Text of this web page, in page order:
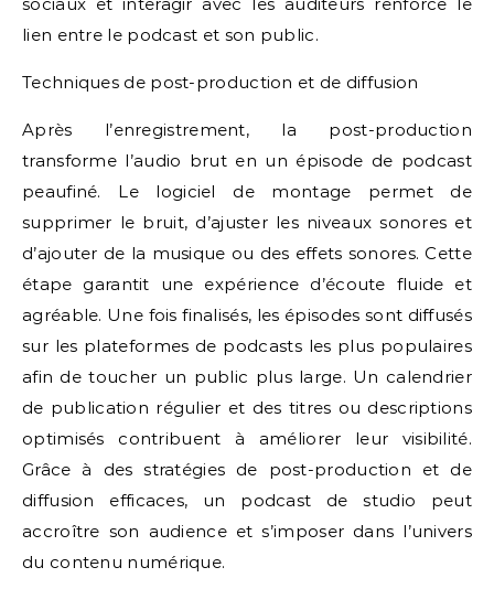
lien entre le podcast et son public.
Techniques de post-production et de diffusion
Après l’enregistrement, la post-production
transforme l’audio brut en un épisode de podcast
peaufiné. Le logiciel de montage permet de
supprimer le bruit, d’ajuster les niveaux sonores et
d’ajouter de la musique ou des effets sonores. Cette
étape garantit une expérience d’écoute fluide et
agréable. Une fois finalisés, les épisodes sont diffusés
sur les plateformes de podcasts les plus populaires
afin de toucher un public plus large. Un calendrier
de publication régulier et des titres ou descriptions
optimisés contribuent à améliorer leur visibilité.
Grâce à des stratégies de post-production et de
diffusion efficaces, un podcast de studio peut
accroître son audience et s’imposer dans l’univers
du contenu numérique.